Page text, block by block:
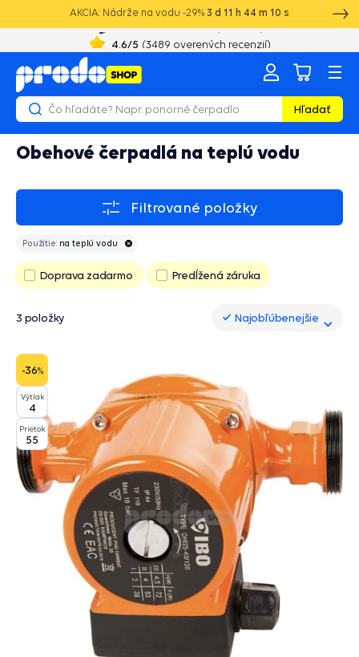
AKCIA: Nádrže na vodu -29% 3 d 11 h 44 m 10 s
4.6 /5 (3489 overených recenzií)
Hľadať
Obehové čerpadlá na teplú vodu
Filtrované položky
Použitie: na teplú vodu
Doprava zadarmo Predĺžená záruka
3 položky Najobľúbenejšie
Najobľúbenejšie
-36%
Výtlak
4
Prietok
55